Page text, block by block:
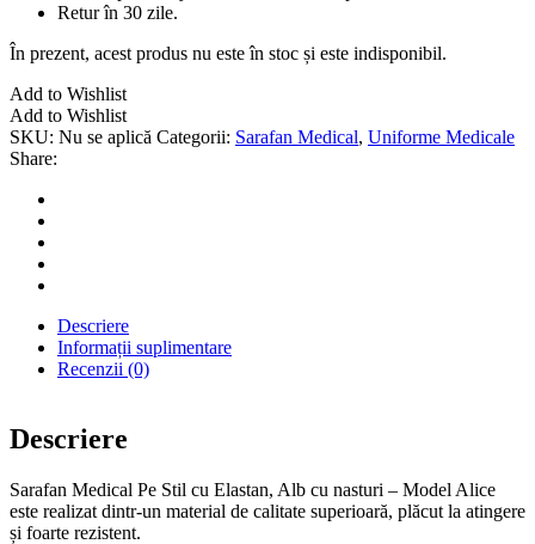
Retur în 30 zile.
În prezent, acest produs nu este în stoc și este indisponibil.
Add to Wishlist
Add to Wishlist
SKU: Nu se aplică Categorii: Sarafan Medical, Uniforme Medicale
Share:
Descriere
Informații suplimentare
Recenzii (0)
Descriere
Sarafan Medical Pe Stil cu Elastan, Alb cu nasturi – Model Alice
este realizat dintr-un material de calitate superioară, plăcut la atingere
și foarte rezistent.